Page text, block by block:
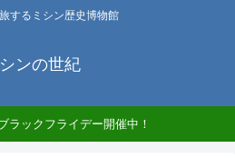
するミシン歴史博物館
ンの世紀
ラックフライデー開催中！